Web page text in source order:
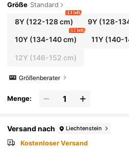
Größe Standard
8Y(122-128 cm)
13 left
9Y (128-
10Y(134-140 cm)
12 left
11Y (140-
12Y (146-152 cm)
Größenberater
Menge:
Versand nach Liechtenstein
Kostenloser Versand